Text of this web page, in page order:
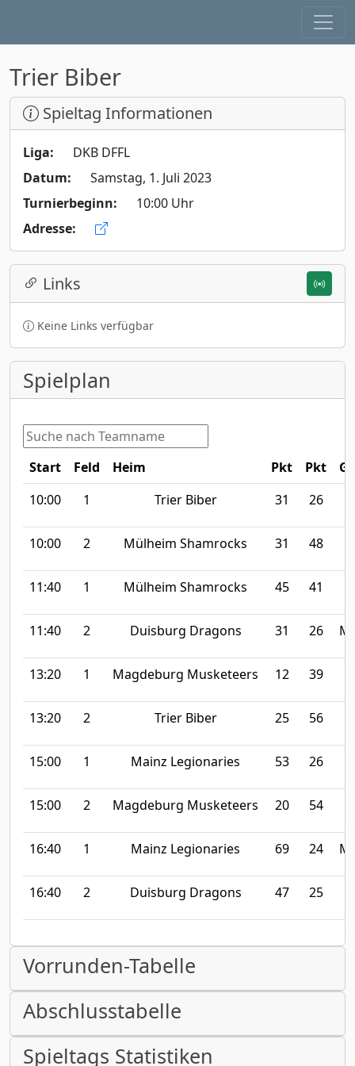
Trier Biber
Spieltag Informationen
Liga:
DKB DFFL
Datum:
Samstag, 1. Juli 2023
Turnierbeginn:
10:00 Uhr
Adresse:
Links
Keine Links verfügbar
Spielplan
Start Feld Heim Pkt Pkt
10:00
1 Trier Biber 31 26
10:00 2 Mülheim Shamrocks 31 48
11:40 1 Mülheim Shamrocks 45 41
11:40 2 Duisburg Dragons 31 26
13:20 1 Magdeburg Musketeers 12 39
13:20 2 Trier Biber 25 56
15:00 1 Mainz Legionaries 53 26
15:00 2 Magdeburg Musketeers 20 54
16:40 1 Mainz Legionaries 69 24
16:40 2 Duisburg Dragons 47 25
Vorrunden-Tabelle
Abschlusstabelle
Spieltags Statistiken